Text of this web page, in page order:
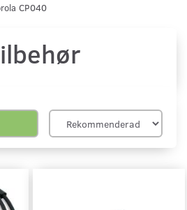
CP040